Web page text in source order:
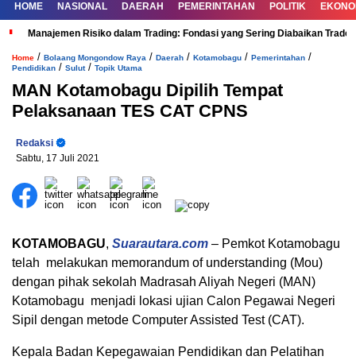
HOME NASIONAL DAERAH PEMERINTAHAN POLITIK
Manajemen Risiko dalam Trading: Fondasi yang Sering Diabaikan
Home / Bolaang Mongondow Raya / Daerah / Kotamobagu / Pemerintahan /
Pendidikan / Sulut/ Topik Utama
MAN Kotamobagu Dipilih Tempat
Pelaksanaan TES CAT CPNS
Redaksi
Sabtu, 17 Juli 2021
KOTAMOBAGU, Suarautara.com – Pemkot Kotamobagu
telah melakukan memorandum of understanding (Mou)
dengan pihak sekolah Madrasah Aliyah Negeri (MAN)
Kotamobagu menjadi lokasi ujian Calon Pegawai Negeri
Sipil dengan metode Computer Assisted Test (CAT).
Kepala Badan Kepegawaian Pendidikan dan Pelatihan